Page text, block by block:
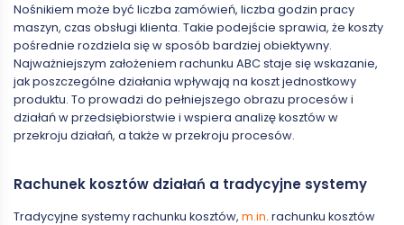
Nośnikiem może być liczba zamówień, liczba godzin pracy
maszyn, czas obsługi klienta. Takie podejście sprawia, że koszty
pośrednie rozdziela się w sposób bardziej obiektywny.
Najważniejszym założeniem rachunku ABC staje się wskazanie,
jak poszczególne działania wpływają na koszt jednostkowy
produktu. To prowadzi do pełniejszego obrazu procesów i
działań w przedsiębiorstwie i wspiera analizę kosztów w
przekroju działań, a także w przekroju procesów.
Rachunek kosztów działań a tradycyjne systemy
Tradycyjne systemy rachunku kosztów, m.in. rachunku kosztów